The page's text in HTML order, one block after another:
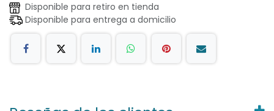
Disponible para retiro en tienda
Disponible para entrega a domicilio